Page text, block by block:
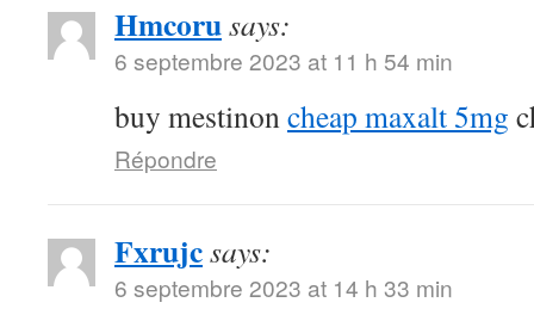
Hmcorusays:
6 septembre 2023 at 11 h 54 min
buy mestinoncheap maxalt 5mg
Répondre
Fxrujcsays:
6 septembre 2023 at 14 h 33 min